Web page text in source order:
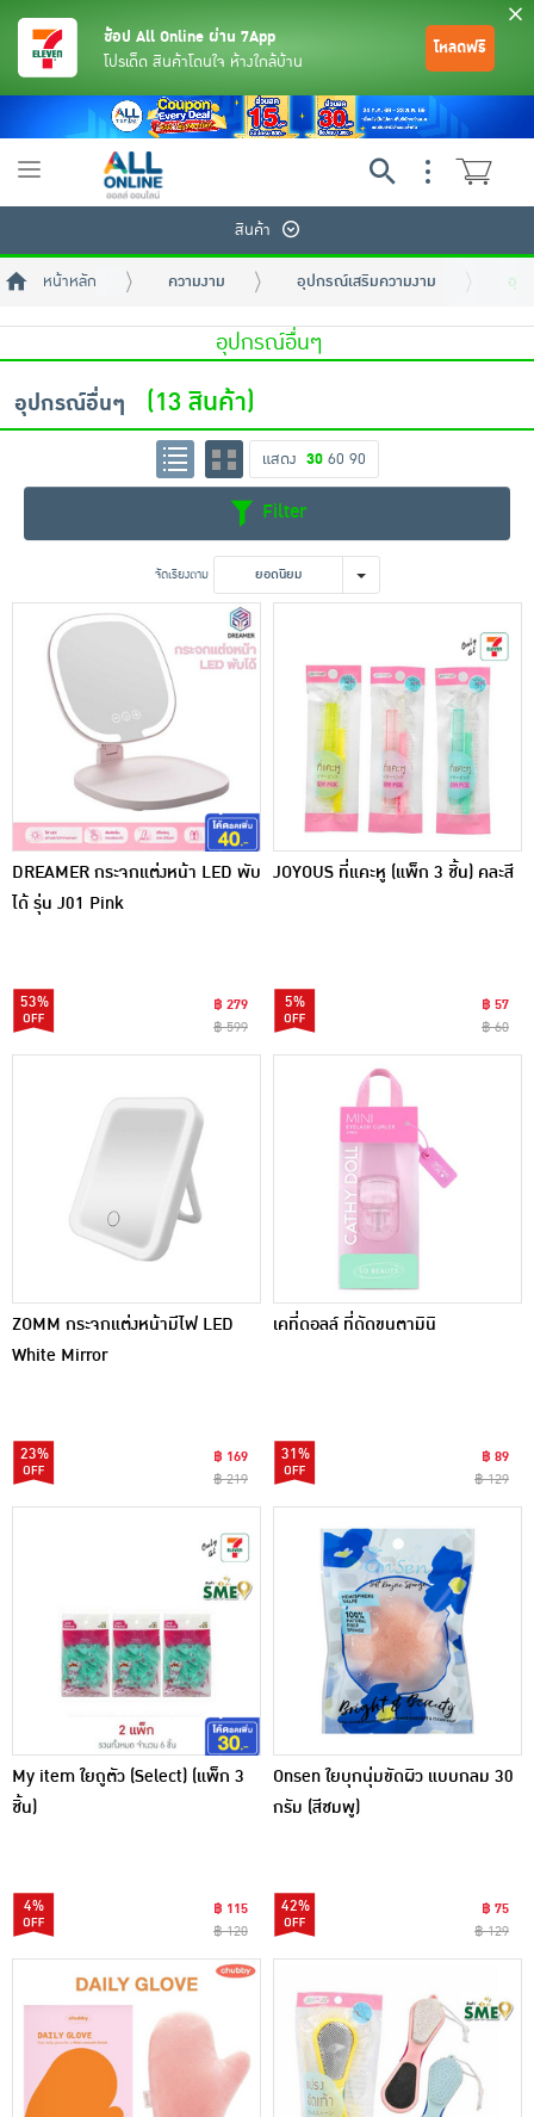
ขนมขบเคี้ยว และช็อคโกแลต
อาหารสด ผัก ผลไม้และเบเกอรี่
ช้อป All Online ผ่าน 7App
โปรเด็ด สินค้าโดนใจ ห้างใกล้บ้าน
โหลดฟรี
Toggle
สินค้า
หน้าหลัก ความงาม อุปกรณ์เสริมความงาม อุป
อุปกรณ์อื่นๆ
อุปกรณ์อื่นๆ
(13 สินค้า)
แสดง 30 60 90
Filter
จัดเรียงตาม ยอดนิยม
DREAMER กระจกแต่งหน้า LED พับ
ได้ รุ่น J01 Pink
53%
฿ 279
฿ 599
JOYOUS ที่แคะหู (แพ็ก 3 ชิ้น) คละสี
5%
฿ 57
฿ 60
ZOMM กระจกแต่งหน้ามีไฟ LED
White Mirror
23%
฿ 169
฿ 219
เคที่ดอลล์ ที่ดัดขนตามินิ
31%
฿ 89
฿ 129
My item ใยถูตัว (Select) (แพ็ก 3
ชิ้น)
4%
฿ 115
฿ 120
Onsen ใยบุกนุ่มขัดผิว แบบกลม 30
กรัม (สีชมพู)
42%
฿ 75
฿ 129